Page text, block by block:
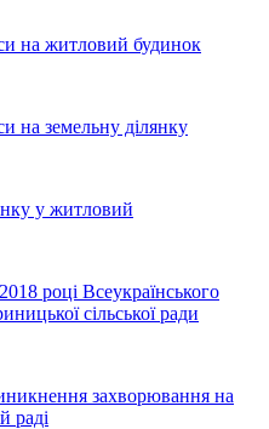
на житловий будинок
на земельну ділянку
у житловий
році Всеукраїнського
сільської ради
захворювання на
раді